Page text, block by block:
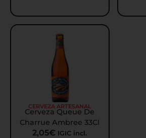
CERVEZA ARTESANAL
Cerveza Queue De
Charrue Ambree 33Cl
2,05€ IGIC incl.